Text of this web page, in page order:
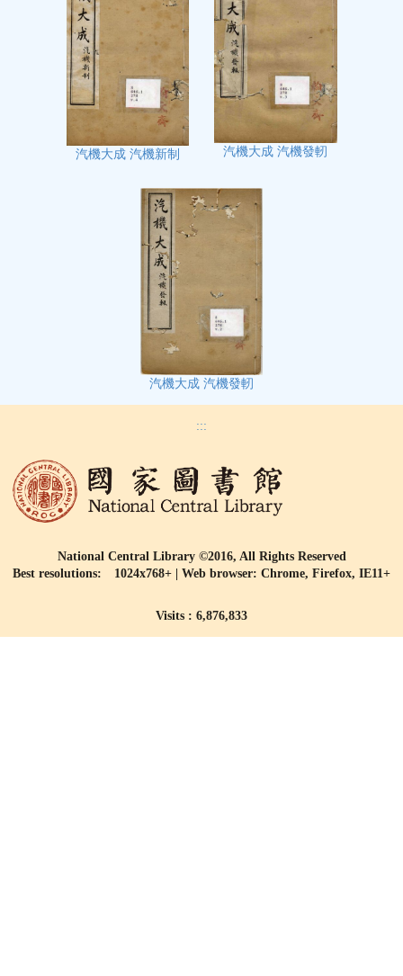
汽機大成 汽機新制 汽機大成 汽機發軔
汽機大成 汽機發軔
:::
National Central Library ©2016, All Rights Reserved
Best resolutions: 1024x768+ | Web browser: Chrome, Firefox, IE11+
Visits : 6,876,833